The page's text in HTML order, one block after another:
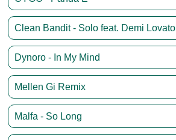
Clean Bandit - Solo feat. Demi Lovato
Dynoro - In My Mind
Mellen Gi Remix
Malfa - So Long